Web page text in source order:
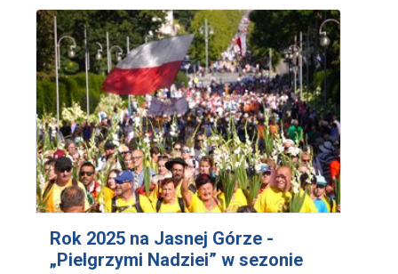
Rok 2025 na Jasnej Górze -
„Pielgrzymi Nadziei” w sezonie